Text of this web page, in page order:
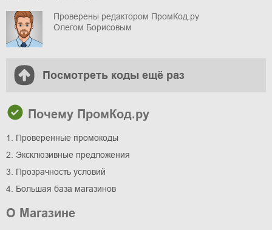
Проверены редактором ПромКод.ру
Олегом Борисовым
Посмотреть коды ещё раз
Почему ПромКод.ру
1. Проверенные промокоды
2. Эксклюзивные предложения
3. Прозрачность условий
4. Большая база магазинов
О Магазине